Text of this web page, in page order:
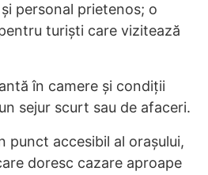
personal prietenos; o
turiști care vizitează
în camere și condiții
sejur scurt sau de afaceri.
punct accesibil al orașului,
doresc cazare aproape